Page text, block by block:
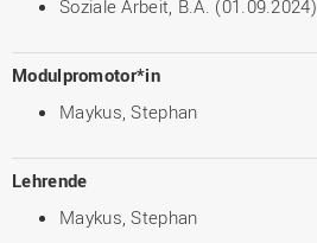
Soziale Arbeit, B.A. (01.09.2024)
Modulpromotor*in
Maykus, Stephan
Lehrende
Maykus, Stephan